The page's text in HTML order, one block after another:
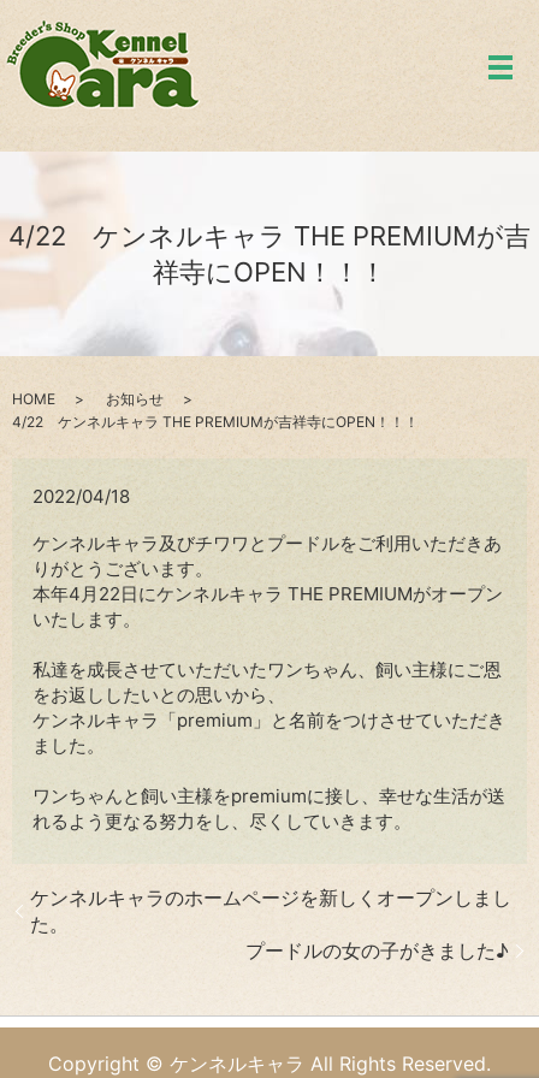
メ
4/22 ケンネルキャラ THE PREMIUMが吉
祥寺にOPEN！！！
HOME
お知らせ
4/22 ケンネルキャラ THE PREMIUMが吉祥寺にOPEN！！！
2022/04/18
ケンネルキャラ及びチワワとプードルをご利用いただきあ
りがとうございます。
本年4月22日にケンネルキャラ THE PREMIUMがオープン
いたします。
私達を成長させていただいたワンちゃん、飼い主様にご恩
をお返ししたいとの思いから、
ケンネルキャラ「premium」と名前をつけさせていただき
ました。
ワンちゃんと飼い主様をpremiumに接し、幸せな生活が送
れるよう更なる努力をし、尽くしていきます。
ケンネルキャラのホームページを新しくオープンしまし
た。
プードルの女の子がきました♪
Copyright © ケンネルキャラ All Rights Reserved.